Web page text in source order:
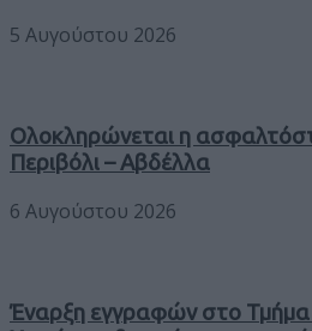
5 Αυγούστου 2026
Ολοκληρώνεται η
Περιβόλι – Αβδέλλα
6 Αυγούστου 2026
Έναρξη εγγραφών στο